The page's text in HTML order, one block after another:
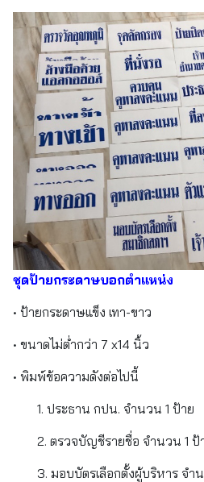
ชุดป้ายกระดาษบอกตำแหน่ง
• ป้ายกระดาษแข็ง เทา-ขาว
• ขนาดไม่ต่ำกว่า 7 x14 นิ้ว
• พิมพ์ข้อความดังต่อไปนี้
1. ประธาน กปน. จำนวน 1 ป้าย
2. ตรวจบัญชีรายชื่อ จำนวน 1 ป้
3. มอบบัตรเลือกตั้งผู้บริหาร จำ